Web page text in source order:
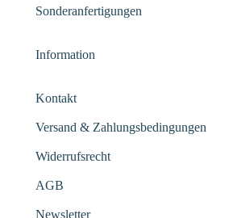
Sonderanfertigungen
Information
Kontakt
Versand & Zahlungsbedingungen
Widerrufsrecht
AGB
Newsletter